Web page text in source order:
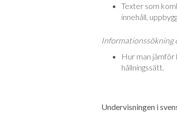
Texter som
innehåll,
Informationssökning
Hur man
hållningssätt.
Undervisningen i